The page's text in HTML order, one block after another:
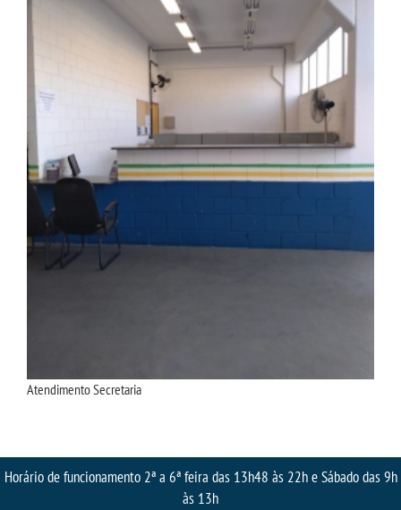
Atendimento Secretaria
Horário de funcionamento 2ª a 6ª feira das 13h48 às 22h e Sábado das 9h
às 13h